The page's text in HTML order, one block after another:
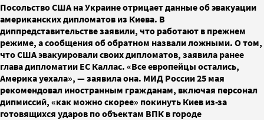
Посольство США на Украине отрицает данные об эвакуации
американских дипломатов из Киева. В
диппредставительстве заявили, что работают в прежнем
режиме, а сообщения об обратном назвали ложными. О том,
что США эвакуировали своих дипломатов, заявила ранее
глава дипломатии ЕС Каллас. «Все европейцы остались,
Америка уехала», — заявила она. МИД России 25 мая
рекомендовал иностранным гражданам, включая персонал
дипмиссий, «как можно скорее» покинуть Киев из-за
готовящихся ударов по объектам ВПК в городе